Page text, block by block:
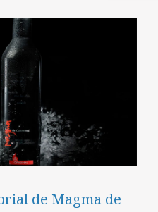
de Magma de